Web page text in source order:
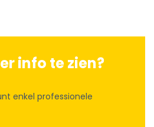
info te zien?
enkel professionele